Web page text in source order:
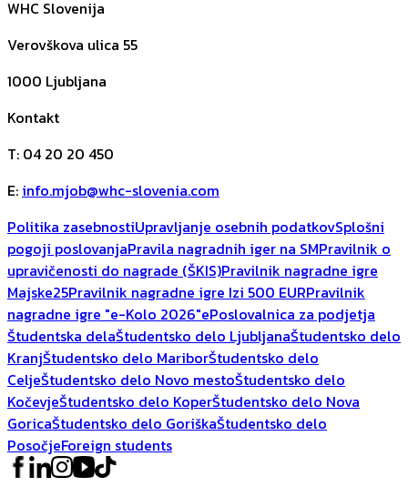
WHC Slovenija
Verovškova ulica 55
1000 Ljubljana
Kontakt
T: 04 20 20 450
E: info.mjob@whc-slovenia.com
Politika zasebnostiUpravljanje osebnih podatkovSplošni
pogoji poslovanjaPravila nagradnih iger na SMPravilnik o
upravičenosti do nagrade (ŠKIS)Pravilnik nagradne igre
Majske25Pravilnik nagradne igre Izi 500 EURPravilnik
nagradne igre "e-Kolo 2026"ePoslovalnica za podjetja
Študentska delaŠtudentsko delo LjubljanaŠtudentsko delo
KranjŠtudentsko delo MariborŠtudentsko delo
CeljeŠtudentsko delo Novo mestoŠtudentsko delo
KočevjeŠtudentsko delo KoperŠtudentsko delo Nova
GoricaŠtudentsko delo GoriškaŠtudentsko delo
PosočjeForeign students